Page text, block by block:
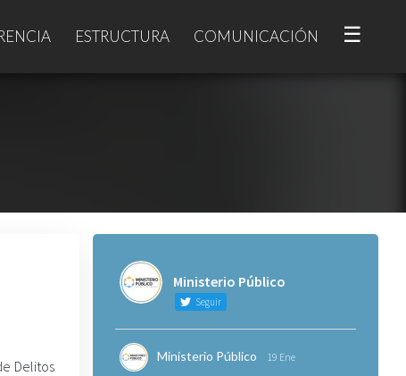
ESTRUCTURA COMUNICACIÓN ☰
Delitos
Ministerio Público
Seguir
Ministerio Público 19 Ene